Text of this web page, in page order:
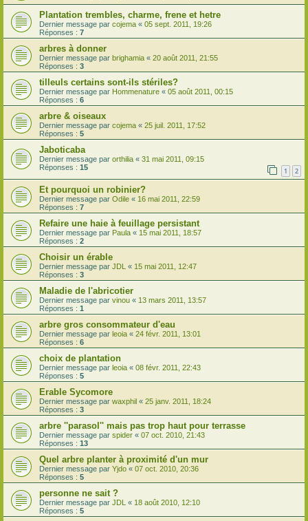
Plantation trembles, charme, frene et hetre
Dernier message par cojema « 05 sept. 2011, 19:26
Réponses : 7
arbres à donner
Dernier message par brighamia « 20 août 2011, 21:55
Réponses : 3
tilleuls certains sont-ils stériles?
Dernier message par Hommenature « 05 août 2011, 00:15
Réponses : 6
arbre & oiseaux
Dernier message par cojema « 25 juil. 2011, 17:52
Réponses : 5
Jaboticaba
Dernier message par orthilia « 31 mai 2011, 09:15
Réponses : 15 1 2
Et pourquoi un robinier?
Dernier message par Odile « 16 mai 2011, 22:59
Réponses : 7
Refaire une haie à feuillage persistant
Dernier message par Paula « 15 mai 2011, 18:57
Réponses : 2
Choisir un érable
Dernier message par JDL « 15 mai 2011, 12:47
Réponses : 3
Maladie de l'abricotier
Dernier message par vinou « 13 mars 2011, 13:57
Réponses : 1
arbre gros consommateur d'eau
Dernier message par leoia « 24 févr. 2011, 13:01
Réponses : 6
choix de plantation
Dernier message par leoia « 08 févr. 2011, 22:43
Réponses : 5
Erable Sycomore
Dernier message par waxphil « 25 janv. 2011, 18:24
Réponses : 3
arbre ''parasol'' mais pas trop haut pour terrasse
Dernier message par spider « 07 oct. 2010, 21:43
Réponses : 13
Quel arbre planter à proximité d'un mur
Dernier message par Yjdo « 07 oct. 2010, 20:36
Réponses : 5
personne ne sait ?
Dernier message par JDL « 18 août 2010, 12:10
Réponses : 5